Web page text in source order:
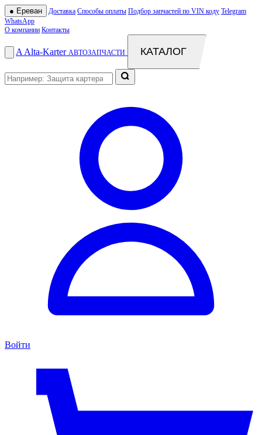
● Ереван Доставка Способы оплаты Подбор запчастей по VIN коду Telegram
WhatsApp
О компании Контакты
A Alta-Karter АВТОЗАПЧАСТИ КАТАЛОГ
Войти